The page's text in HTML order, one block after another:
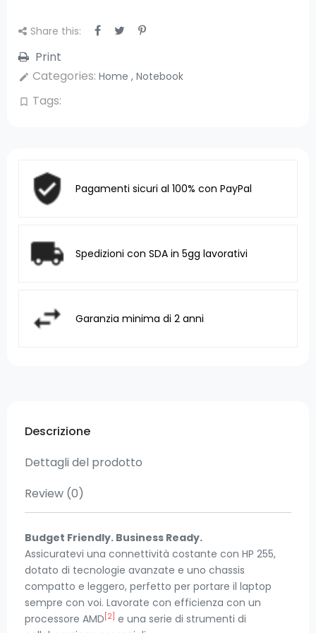
Share this:
Print
edit Categories: Home , Notebook
bookmark_border Tags:
Pagamenti sicuri al 100% con PayPal
Spedizioni con SDA in 5gg lavorativi
Garanzia minima di 2 anni
Descrizione
Dettagli del prodotto
Review (0)
Budget Friendly. Business Ready.
Assicuratevi una connettività costante con HP 255,
dotato di tecnologie avanzate e uno chassis
compatto e leggero, perfetto per portare il laptop
sempre con voi. Lavorate con efficienza con un
processore AMD [2] e una serie di strumenti di